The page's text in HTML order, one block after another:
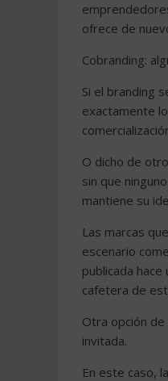
ofrece de
Cobranding:
Si el branding
exactamente
O dicho de
sin que
mantiene su
Las marcas
escenario
publicada
cafetera de
Otra opción
invitada.
En este caso,